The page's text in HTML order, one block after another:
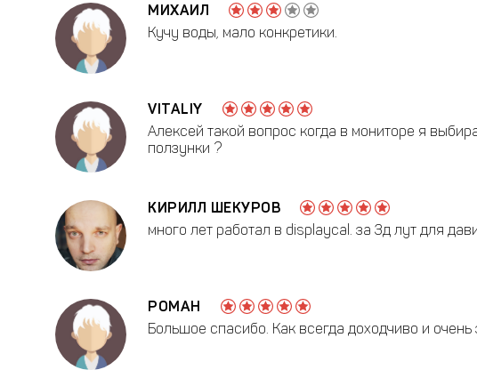
МИХАИЛ
Кучу воды, мало конкретики.
VITALIY
Алексей такой вопрос когда в мониторе я
ползунки ?
КИРИЛЛ ШЕКУРОВ
много лет работал в displaycal. за 3д лут для
РОМАН
Большое спасибо. Как всегда доходчиво и очень